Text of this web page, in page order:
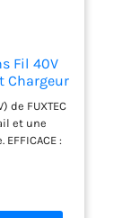
Fil 40V
Chargeur
De
de FUXTEC
et une
:
Convient
en confort